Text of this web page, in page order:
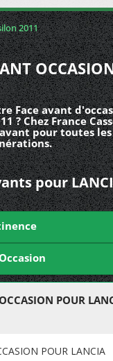
2011
Face avant
? Chez France
pour toutes les
pour
POUR
POUR LANCIA